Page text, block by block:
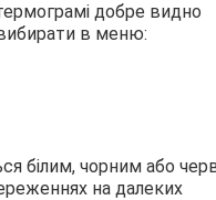
добре видно
в меню:
білим, чорним або
на далеких